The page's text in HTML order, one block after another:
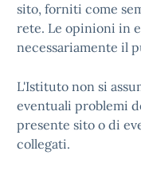
sito, forniti come
rete. Le opinioni in
necessariamente il
L'Istituto non si
eventuali problemi
presente sito o di
collegati.